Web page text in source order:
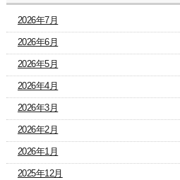
2026年7月
2026年6月
2026年5月
2026年4月
2026年3月
2026年2月
2026年1月
2025年12月